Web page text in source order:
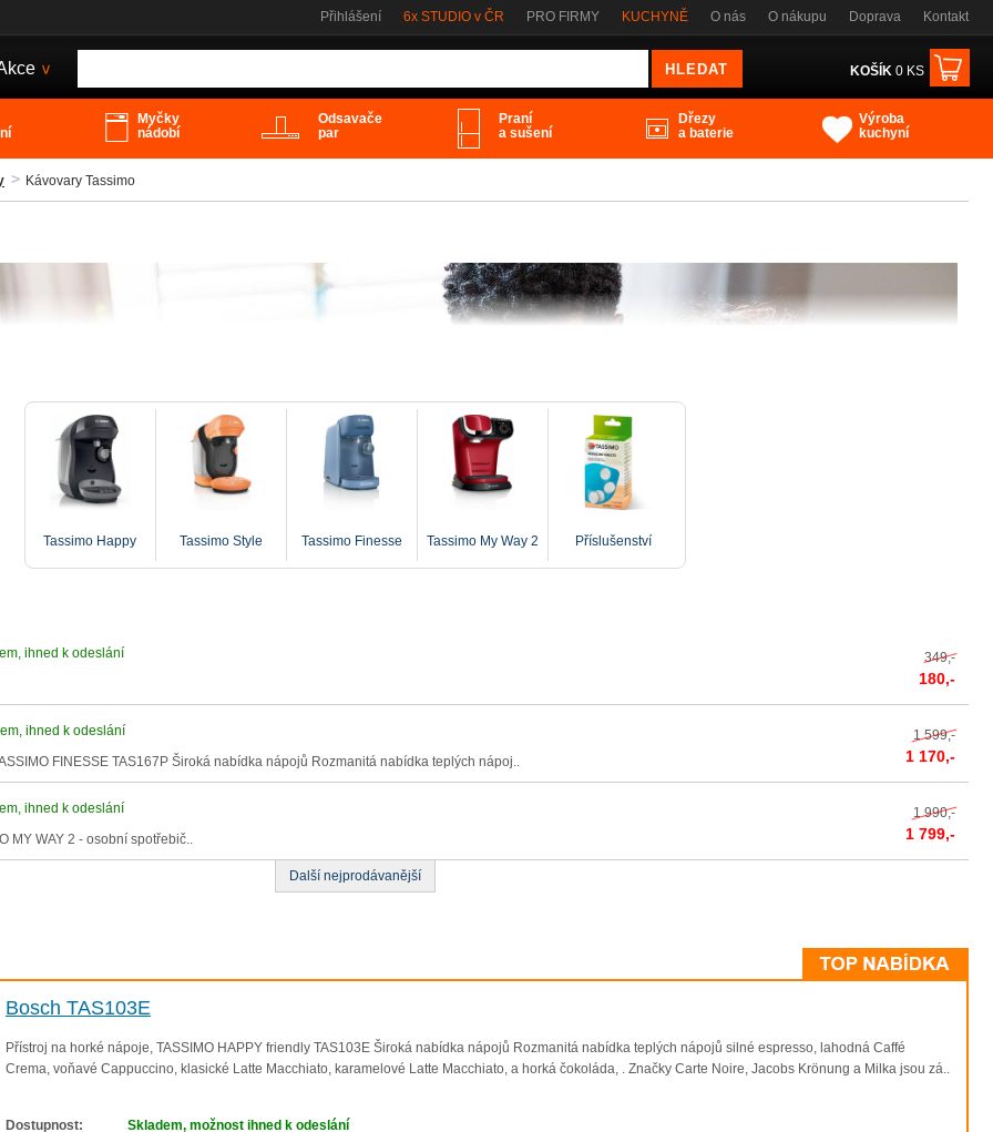
Přihlášení 6x STUDIO v ČR PRO FIRMY KUCHYNĚ O nás O nákupu Doprava Kontakt
KOŠÍK0 KS
>
Myčky
nádobí
Odsavače
par
Praní
a sušení
Dřezy
a baterie
Výroba
kuchyní
Kávovary Tassimo
s
díky
Pokud máte rádi
nebo raději latte macchiato,
TASSIMO vychutnávat plnou
kávy.
TASSIMO.
oblíbené značky kávy. Čerstvě připraveno pomocí kávovaru TASSIMO. Objevte svět TASSIMO a
vašim potřebám. A vychutnejte si dokonalý šálek kávy, kdykoli budete chtít.
Tassimo Happy Tassimo Style Tassimo Finesse Tassimo My Way 2 Příslušenství
ihned k odeslání 349,-
180,-
ihned k odeslání 1 599,-
1 170,-
FINESSE TAS167P Široká nabídka nápojů Rozmanitá nabídka teplých nápoj..
ihned k odeslání 1 990,-
1 799,-
MY WAY 2 - osobní spotřebič..
Další nejprodávanější
Bosch TAS103E
Přístroj na horké nápoje, TASSIMO HAPPY friendly TAS103E Široká nabídka nápojů Rozmanitá nabídka teplých nápojů silné espresso, lahodná Caffé
Crema, voňavé Cappuccino, klasické Latte Macchiato, karamelové Latte Macchiato, a horká čokoláda, . Značky Carte Noire, Jacobs Krönung a Milka jsou zá..
Dostupnost:
Skladem, možnost ihned k odeslání